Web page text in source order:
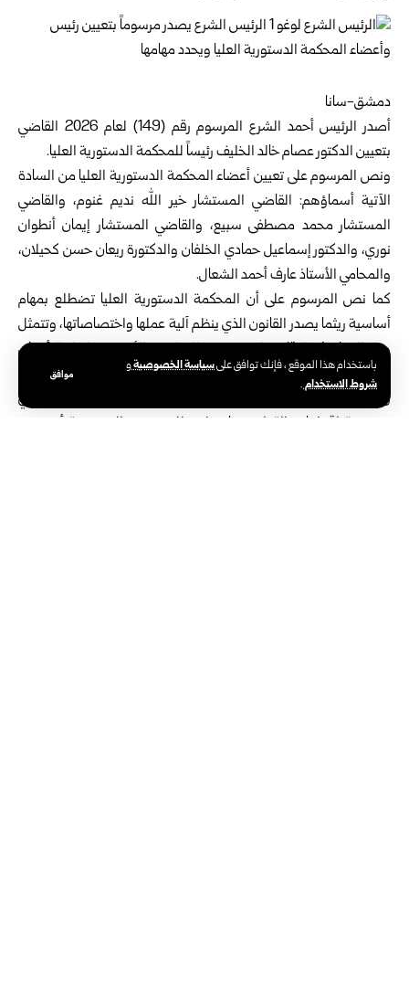
باستخدام هذا الموقع ، فإنك توافق علىسياسة الخصوصيةو
شروط الاستخدام.
موافق
دمشق-سانا
أصدر الرئيس أحمد الشرع
المرسوم رقم ‌‎(149) لعام 2026 القاضي
بتعيين ‏الدكتور عصام خالد الخليف رئيساً للمحكمة الدستورية العليا.‏
ونص المرسوم على تعيين أعضاء المحكمة الدستورية العليا من السادة
‏الآتية أسماؤهم: القاضي المستشار خير الله نديم غنوم، والقاضي
المستشار ‏محمد مصطفى سبيع، والقاضي المستشار إيمان أنطوان
نوري، والدكتور ‏إسماعيل حمادي الخلفان والدكتورة ريعان حسن كحيلان،
والمحامي الأستاذ ‏عارف أحمد الشعال.‏
كما نص المرسوم على أن المحكمة الدستورية العليا تضطلع بمهام
أساسية ريثما يصدر القانون الذي ينظم آلية عملها واختصاصاتها، وتتمثل
هذه المهام في الرقابة على دستورية القوانين والأنظمة، وإبداء الرأي في
دستورية مشروعات القوانين بناء على طلب رئيس الجمهورية.
ومن مهام المحكمة، وفق ما نص عليه المرسوم، إبداء الرأي في
دستورية اقتراحات القوانين بناء على طلب رئيس الجمهورية أو رئيس